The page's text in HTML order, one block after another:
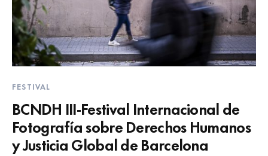
FESTIVAL
BCNDH III-Festival Internacional de
Fotografía sobre Derechos Humanos
y Justicia Global de Barcelona